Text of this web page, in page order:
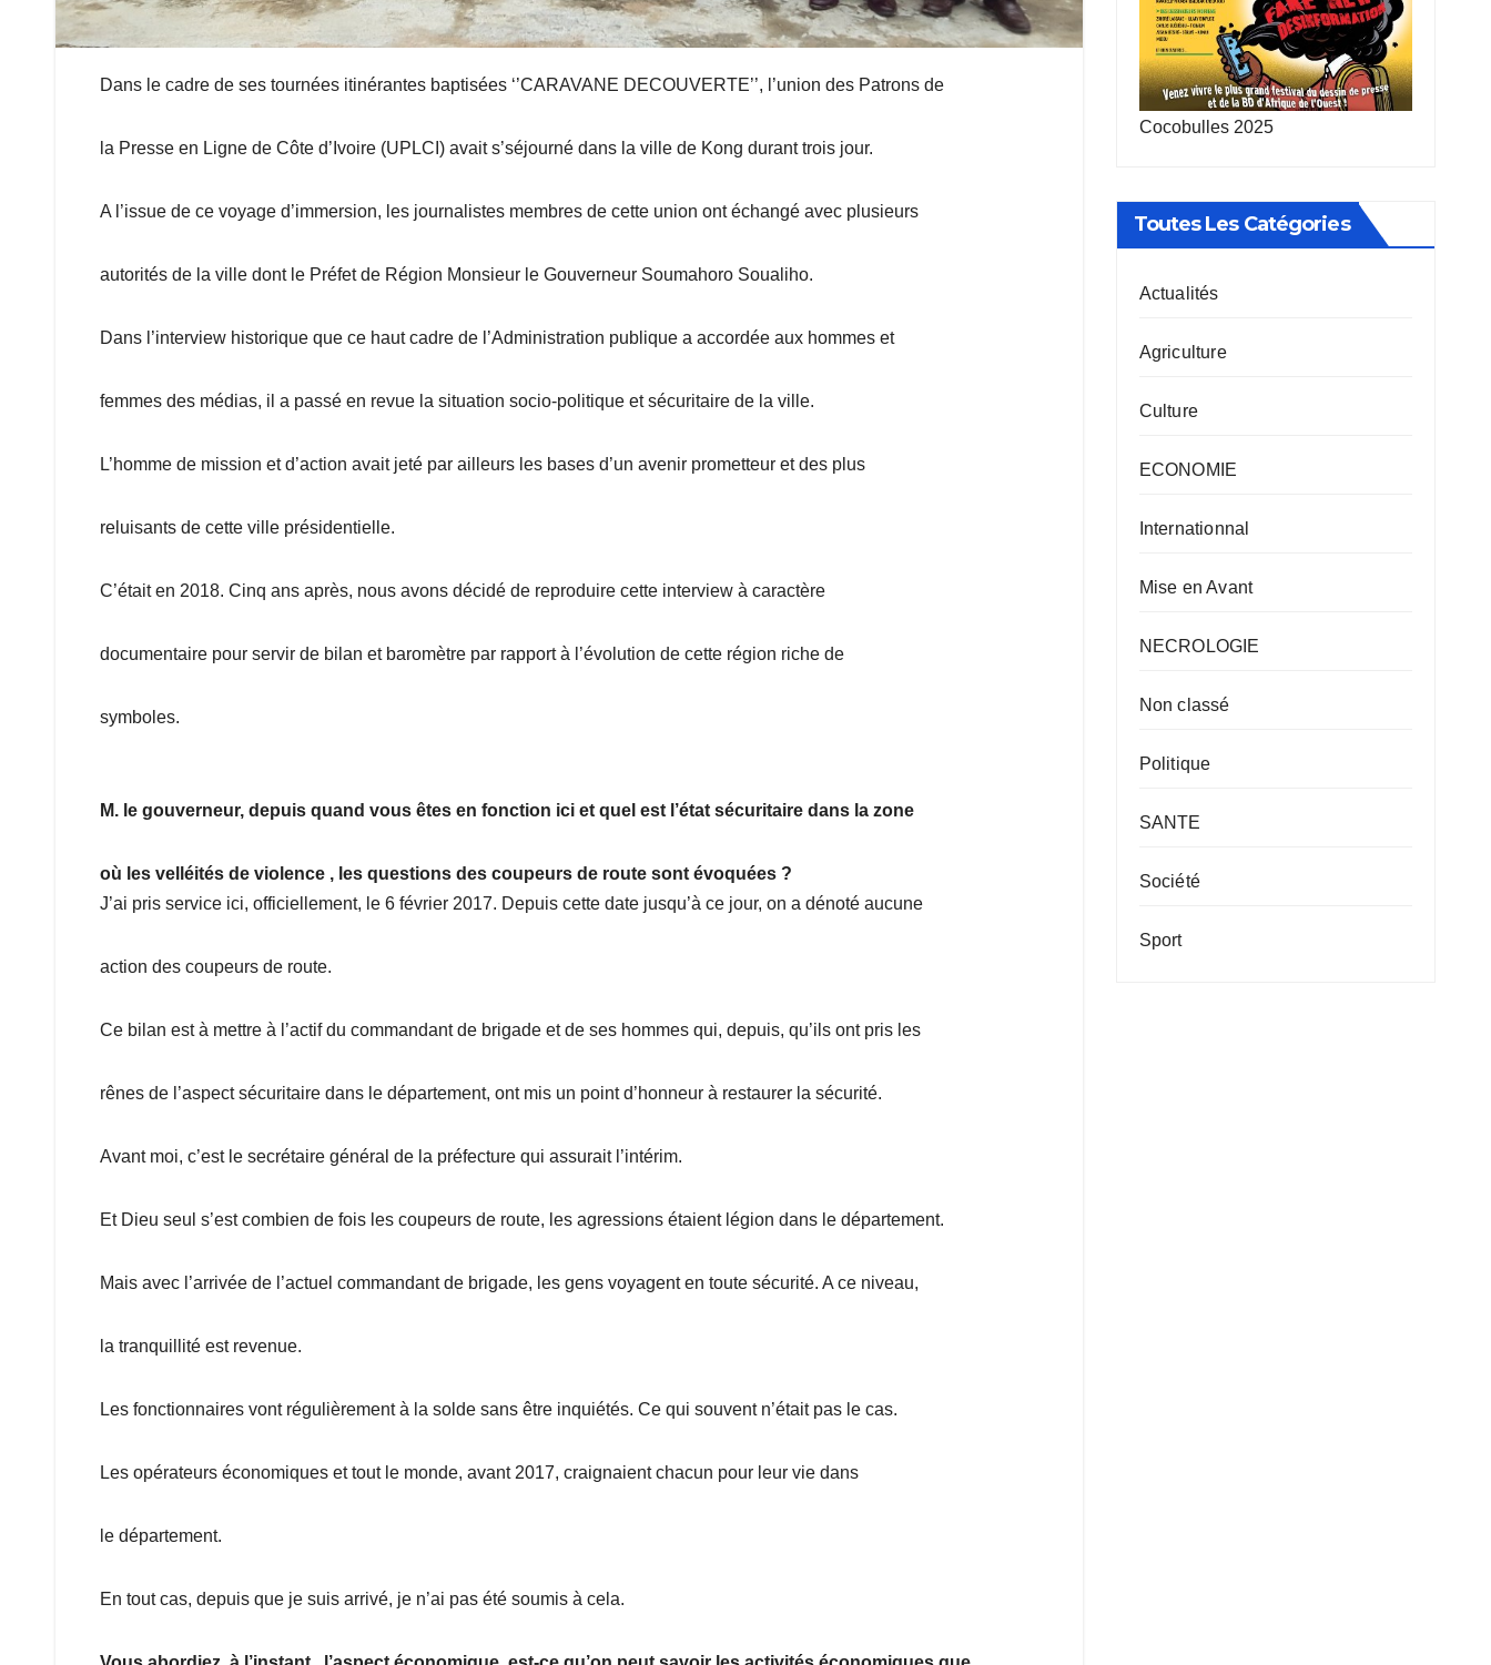
Dans le cadre de ses tournées itinérantes baptisées ‘’CARAVANE DECOUVERTE’’, l’union des Patrons de
la Presse en Ligne de Côte d’Ivoire (UPLCI) avait s’séjourné dans la ville de Kong durant trois jour.
A l’issue de ce voyage d’immersion, les journalistes membres de cette union ont échangé avec plusieurs
autorités de la ville dont le Préfet de Région Monsieur le Gouverneur Soumahoro Soualiho.
Dans l’interview historique que ce haut cadre de l’Administration publique a accordée aux hommes et
femmes des médias, il a passé en revue la situation socio-politique et sécuritaire de la ville.
L’homme de mission et d’action avait jeté par ailleurs les bases d’un avenir prometteur et des plus
reluisants de cette ville présidentielle.
C’était en 2018. Cinq ans après, nous avons décidé de reproduire cette interview à caractère
documentaire pour servir de bilan et baromètre par rapport à l’évolution de cette région riche de
symboles.
M. le gouverneur, depuis quand vous êtes en fonction ici et quel est l’état sécuritaire dans la zone
où les velléités de violence , les questions des coupeurs de route sont évoquées ?
J’ai pris service ici, officiellement, le 6 février 2017. Depuis cette date jusqu’à ce jour, on a dénoté aucune
action des coupeurs de route.
Ce bilan est à mettre à l’actif du commandant de brigade et de ses hommes qui, depuis, qu’ils ont pris les
rênes de l’aspect sécuritaire dans le département, ont mis un point d’honneur à restaurer la sécurité.
Avant moi, c’est le secrétaire général de la préfecture qui assurait l’intérim.
Et Dieu seul s’est combien de fois les coupeurs de route, les agressions étaient légion dans le département.
Mais avec l’arrivée de l’actuel commandant de brigade, les gens voyagent en toute sécurité. A ce niveau,
la tranquillité est revenue.
Les fonctionnaires vont régulièrement à la solde sans être inquiétés. Ce qui souvent n’était pas le cas.
Les opérateurs économiques et tout le monde, avant 2017, craignaient chacun pour leur vie dans
le département.
En tout cas, depuis que je suis arrivé, je n’ai pas été soumis à cela.
Cocobulles 2025
Toutes Les Catégories
Actualités
Agriculture
Culture
ECONOMIE
Internationnal
Mise en Avant
NECROLOGIE
Non classé
Politique
SANTE
Société
Sport